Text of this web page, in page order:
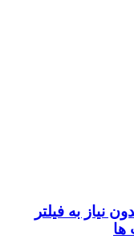
نیاز به فیلتر
ها